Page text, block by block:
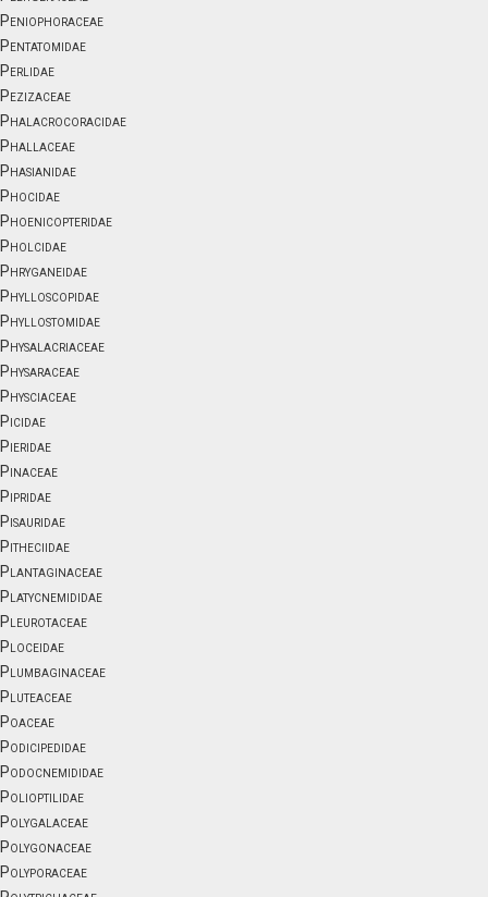
Peniophoraceae
Pentatomidae
Perlidae
Pezizaceae
Phalacrocoracidae
Phallaceae
Phasianidae
Phocidae
Phoenicopteridae
Pholcidae
Phryganeidae
Phylloscopidae
Phyllostomidae
Physalacriaceae
Physaraceae
Physciaceae
Picidae
Pieridae
Pinaceae
Pipridae
Pisauridae
Pitheciidae
Plantaginaceae
Platycnemididae
Pleurotaceae
Ploceidae
Plumbaginaceae
Pluteaceae
Poaceae
Podicipedidae
Podocnemididae
Polioptilidae
Polygalaceae
Polygonaceae
Polyporaceae